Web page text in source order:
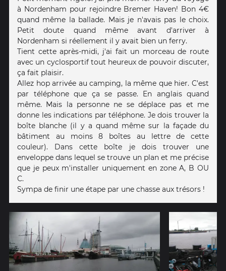
à Nordenham pour rejoindre Bremer Haven! Bon 4€
quand même la ballade. Mais je n'avais pas le choix.
Petit doute quand même avant d'arriver à
Nordenham si réellement il y avait bien un ferry.
Tient cette après-midi, j'ai fait un morceau de route
avec un cyclosportif tout heureux de pouvoir discuter,
ça fait plaisir.
Allez hop arrivée au camping, la même que hier. C'est
par téléphone que ça se passe. En anglais quand
même. Mais la personne ne se déplace pas et me
donne les indications par téléphone. Je dois trouver la
boîte blanche (il y a quand même sur la façade du
bâtiment au moins 8 boîtes au lettre de cette
couleur). Dans cette boîte je dois trouver une
enveloppe dans lequel se trouve un plan et me précise
que je peux m'installer uniquement en zone A, B OU
C.
Sympa de finir une étape par une chasse aux trésors !